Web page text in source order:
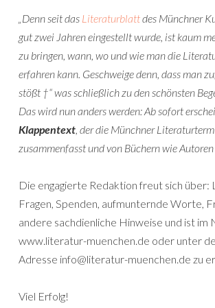
„Denn seit das Literaturblattdes Münchner
gut zwei Jahren eingestellt wurde, ist kaum
zu bringen, wann, wo und wie man die
erfahren kann. Geschweige denn, dass man
stößt †“ was schließlich zu den schönsten
Das wird nun anders werden: Ab sofort
Klappentext, der die Münchner
zusammenfasst und von Büchern wie Autoren
Die engagierte Redaktion freut sich über:
Fragen, Spenden, aufmunternde Worte,
andere sachdienliche Hinweise und ist im
www.literatur-muenchen.de oder unter
Adresse info@literatur-muenchen.de zu
Viel Erfolg!